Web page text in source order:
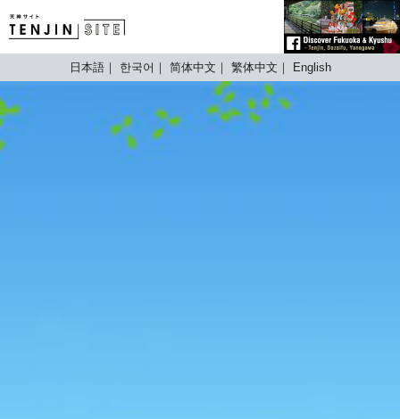
TENJIN SITE
日本語 한국어 简体中文 繁体中文 English